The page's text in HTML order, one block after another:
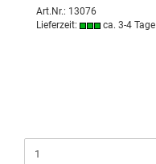
Art.Nr.: 13076
Lieferzeit:
ca. 3-4 Tage